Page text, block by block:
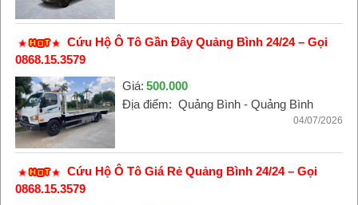
Cứu Hộ Ô Tô Gần Đây Quảng Bình 24/24 – Gọi
0868.15.3579
Giá: 500.000
Địa điểm: Quảng Bình - Quảng Bình
04/07/2026
Cứu Hộ Ô Tô Giá Rẻ Quảng Bình 24/24 – Gọi
0868.15.3579